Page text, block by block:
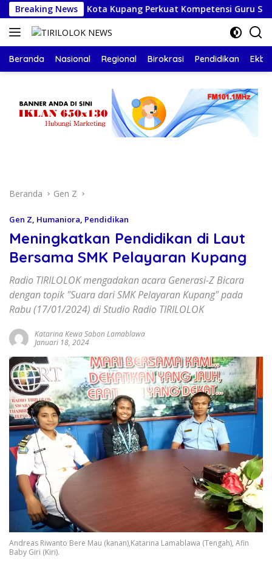
Langsung
ke
konten
Breaking News
Kota Kupang Perkuat Kompetensi Guru SD Dorong
Beranda Nasional Regional Birokrasi Pendidikan Ekbis
Beranda Gen Z
Gen Z, Humaniora, Pendidikan
Meningkatkan Pendidikan di Laut
Bersama SMK Pelayaran Kupang
Radio TIRILOLOK mengadakan acara Generasi-Z Bicara
dengan topik "Suara dari SMK Pelayaran Kupang" pada
Rabu (17/01/2024) di Studio Radio TIRILOLOK
Katarina Kewa Sabon Lamablawa
Januari 18, 2024
Andreas Riwanto Bere Mau (kanan),Katarina Lamablawa (Tengah), Afin
Baby Giri (Kiri).